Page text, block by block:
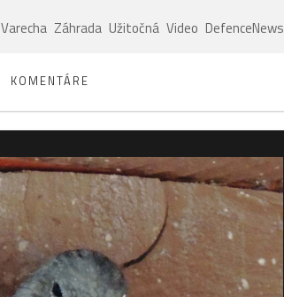
Varecha Záhrada Užitočná Video DefenceNews
KOMENTÁRE